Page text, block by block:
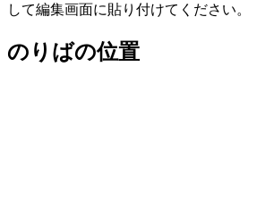
して編集画面に貼り付けてください。
のりばの位置